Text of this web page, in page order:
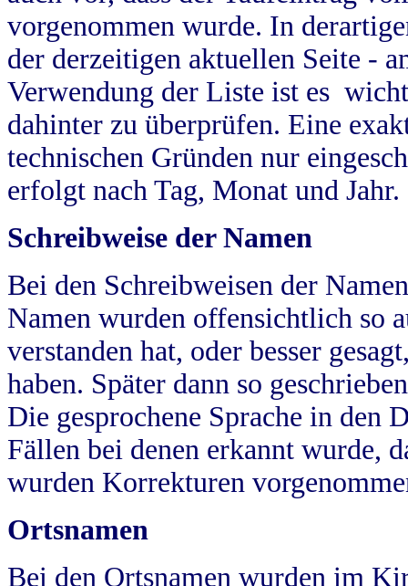
vorgenommen wurde. In
der derzeitigen aktuellen Seite -
Verwendung der Liste ist es
dahinter zu überprüfen. Eine
technischen Gründen nur
erfolgt nach Tag, Monat und Jahr.
Schreibweise der Namen
Bei den Schreibweisen der
Namen wurden offensichtlich so
verstanden hat, oder besser
haben. Später dann so
Die gesprochene Sprache in
Fällen bei denen erkannt wurde,
wurden Korrekturen
Ortsnamen
Bei den Ortsnamen wurden im